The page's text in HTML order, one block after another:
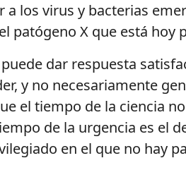
los virus y bacterias
patógeno X que está hoy
dar respuesta
y no necesariamente
el tiempo de la ciencia
de la urgencia es el
en el que no hay